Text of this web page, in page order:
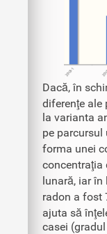
Dacă, în
diferenţe ale
la varianta
pe
forma unei
concentraţia
lunară, iar
radon a fost
ajuta să
casei